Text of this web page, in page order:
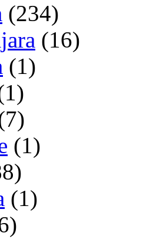
(234)
(16)
(1)
(1)
(1)